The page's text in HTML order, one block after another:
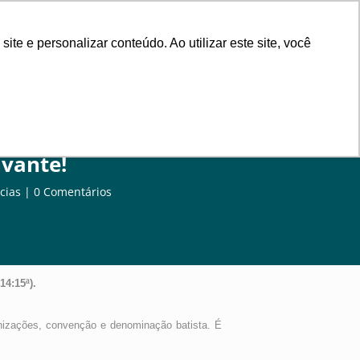
e personalizar conteúdo. Ao utilizar este site, você
Contribuição Contato
0 Comentários
convenção e denominação batista. É